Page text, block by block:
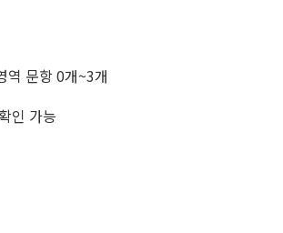
역 문항 0개~3개
인 가능